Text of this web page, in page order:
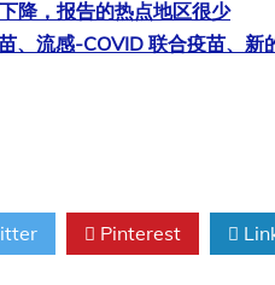
降，报告的热点地区很少
、流感-COVID 联合疫苗、新
Pinterest